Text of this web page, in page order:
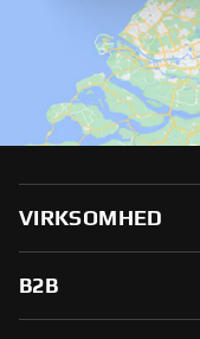
VIRKSOMHED
B2B